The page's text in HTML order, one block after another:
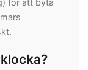
för att byta